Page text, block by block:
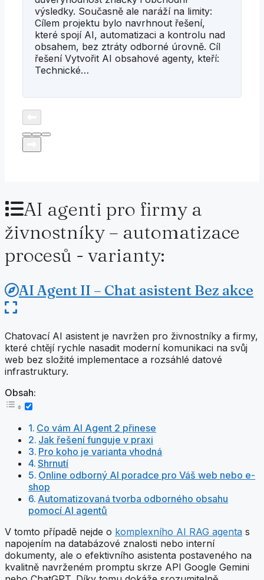
výsledky. Současně ale naráží na limity:
Cílem projektu bylo navrhnout řešení,
které spojí AI, automatizaci a kontrolu nad
obsahem, bez ztráty odborné úrovně. Cíl
řešení Vytvořit AI obsahové agenty, kteří:
Technické…
AI agenti pro firmy a
živnostníky – automatizace
procesů - varianty:
AI Agent II – Chat asistent Bez akce
Chatovací AI asistent je navržen pro živnostníky a firmy,
které chtějí rychle nasadit moderní komunikaci na svůj
web bez složité implementace a rozsáhlé datové
infrastruktury.
Obsah:
Co vám AI Agent 2 přinese
Jak řešení funguje v praxi
Pro koho je varianta vhodná
Shrnutí
Online odborný AI poradce pro Váš web nebo e-
shop
Automatizovaná tvorba odborného obsahu
pomocí AI agentů
V tomto případě nejde o komplexního AI RAG agenta s
napojením na databázové znalosti nebo interní
dokumenty, ale o efektivního asistenta postaveného na
kvalitně navrženém promptu skrze API Google Gemini